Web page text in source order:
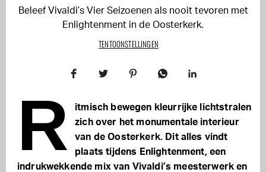
Beleef Vivaldi’s Vier Seizoenen als nooit tevoren met
Enlightenment in de Oosterkerk.
TENTOONSTELLINGEN
R
itmisch bewegen kleurrijke lichtstralen
zich over het monumentale interieur
van de Oosterkerk. Dit alles vindt
plaats tijdens Enlightenment, een
indrukwekkende mix van Vivaldi’s meesterwerk en